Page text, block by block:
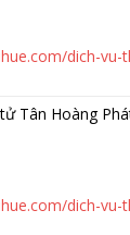
dich-vu-
Tân Hoàng
dich-vu-